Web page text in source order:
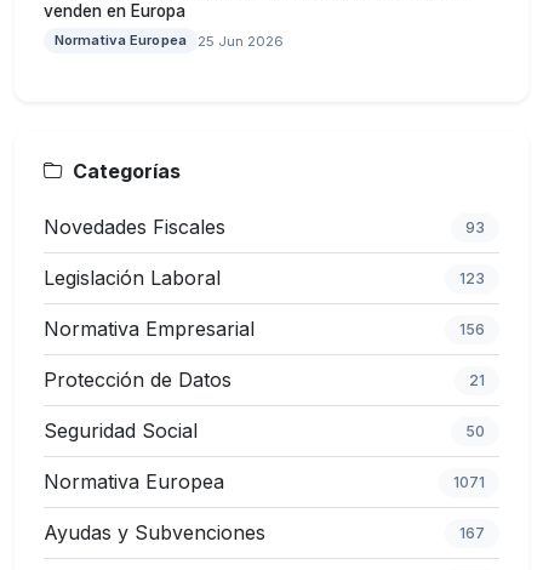
venden en Europa
Normativa Europea 25 Jun 2026
Categorías
Novedades Fiscales 93
Legislación Laboral 123
Normativa Empresarial 156
Protección de Datos 21
Seguridad Social 50
Normativa Europea 1071
Ayudas y Subvenciones 167